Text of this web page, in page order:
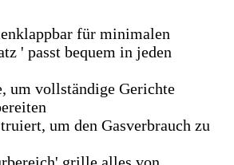
für minimalen
' passt bequem in jeden
um vollständige Gerichte
um den Gasverbrauch zu